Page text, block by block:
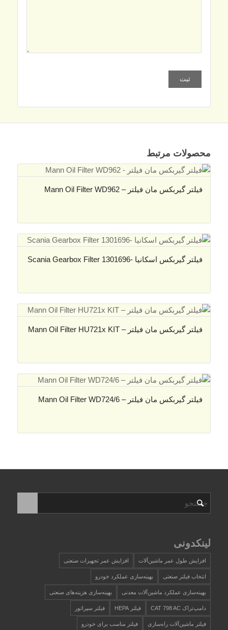
محصولات مرتبط
فیلتر گیربکس مان فیلتر – Mann Oil Filter WD962
فیلتر گیربکس اسکانیا -Scania Gearbox Filter 1301696
فیلتر گیربکس مان فیلتر – Mann Oil Filter HU721x KIT
فیلتر گیربکس مان فیلتر – Mann Oil Filter WD724/6
لینکدونی
افزایش طول عمر ماشین‌آلات افزایش عمر تجهیزات صنعتی
انتخاب فیلتر صنعتی بهینه‌سازی عملکرد خودرو
بهینه‌سازی عملکرد ماشین‌آلات معدنی بهینه‌سازی هزینه‌های صنعتی
دامپ‌تراک CAT 798 AC فیلتر HEPA فیلتر سپراتور
فیلتر ماشین‌آلات راه‌سازی فیلتر مناسب برای خودرو